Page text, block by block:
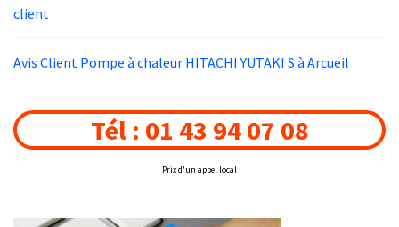
client
Avis Client Pompe à chaleur HITACHI YUTAKI S à Arcueil
Tél : 01 43 94 07 08
Prix d'un appel local